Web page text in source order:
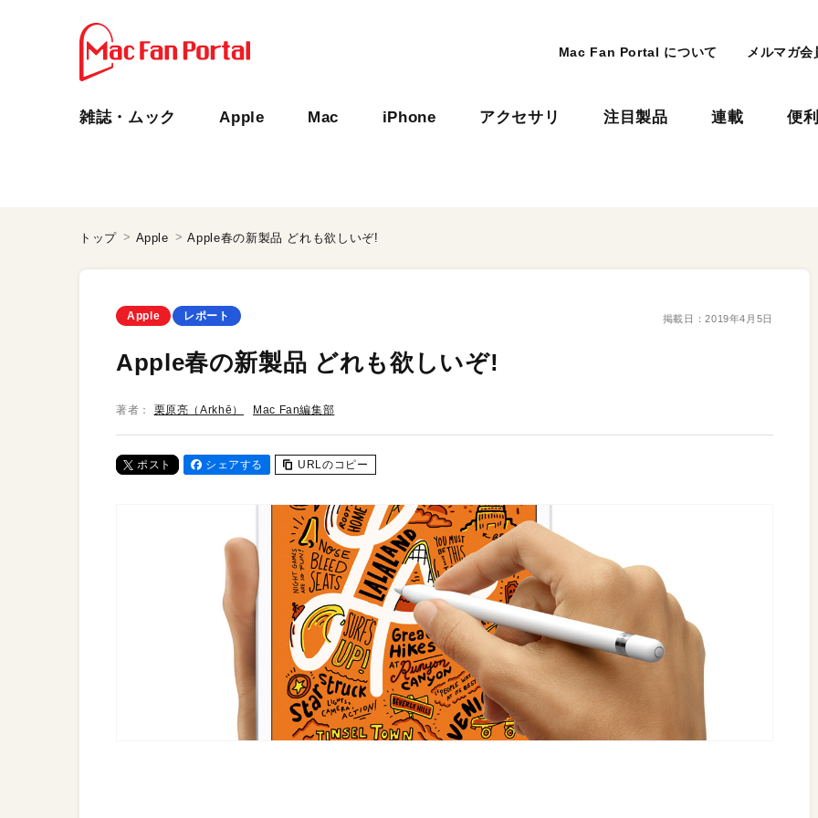
Mac Fan Portal について メルマガ会
雑誌・ムック Apple Mac iPhone アクセサリ 注目製品 連載 便
トップ Apple Apple春の新製品 どれも欲しいぞ!
Apple レポート 掲載日：2019年4月5日
Apple春の新製品 どれも欲しいぞ!
著者： 栗原亮（Arkhē） Mac Fan編集部
ポスト シェアする URLのコピー